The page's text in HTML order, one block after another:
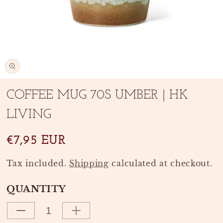
media
modal
COFFEE MUG 70S UMBER | HK
LIVING
SKU:
€7,95 EUR
Tax included. Shipping calculated at checkout.
QUANTITY
Decrease
Increase